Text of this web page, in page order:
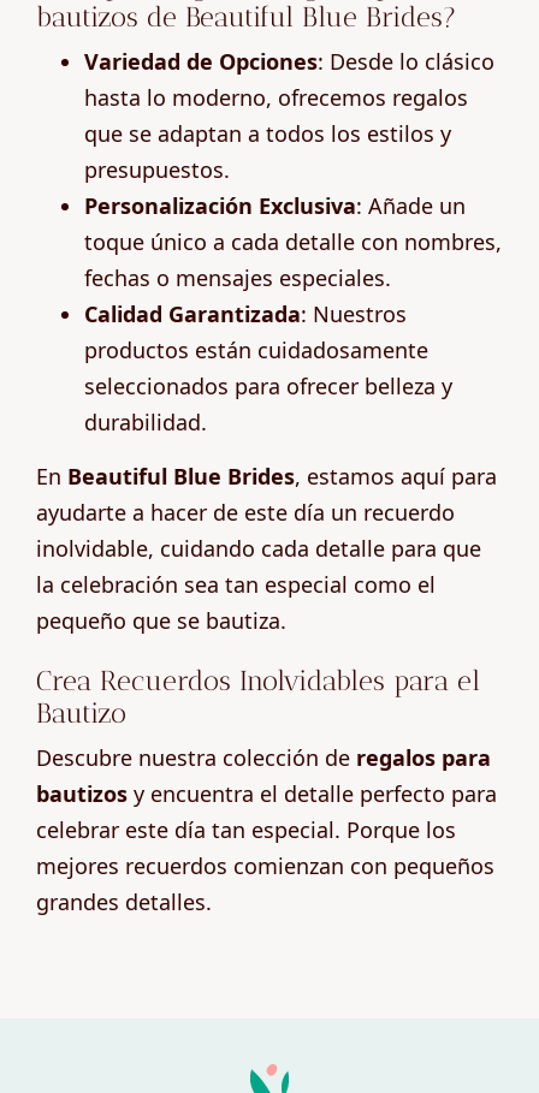
bautizos de Beautiful Blue Brides?
Variedad de Opciones: Desde lo clásico
hasta lo moderno, ofrecemos regalos
que se adaptan a todos los estilos y
presupuestos.
Personalización Exclusiva: Añade un
toque único a cada detalle con nombres,
fechas o mensajes especiales.
Calidad Garantizada: Nuestros
productos están cuidadosamente
seleccionados para ofrecer belleza y
durabilidad.
En Beautiful Blue Brides, estamos aquí para
ayudarte a hacer de este día un recuerdo
inolvidable, cuidando cada detalle para que
la celebración sea tan especial como el
pequeño que se bautiza.
Crea Recuerdos Inolvidables para el
Bautizo
Descubre nuestra colección de regalos para
bautizos y encuentra el detalle perfecto para
celebrar este día tan especial. Porque los
mejores recuerdos comienzan con pequeños
grandes detalles.